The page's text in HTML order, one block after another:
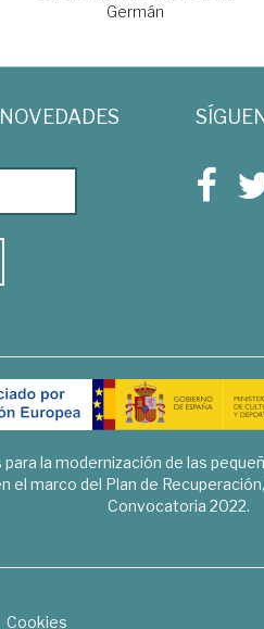
Germán
para la modernización de las
el marco del Plan de
Convocatoria 2022.
Cookies